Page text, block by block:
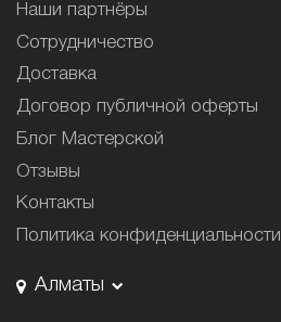
Наши партнёры
Сотрудничество
Доставка
Договор публичной оферты
Блог Мастерской
Отзывы
Контакты
Политика конфиденциальности
Алматы